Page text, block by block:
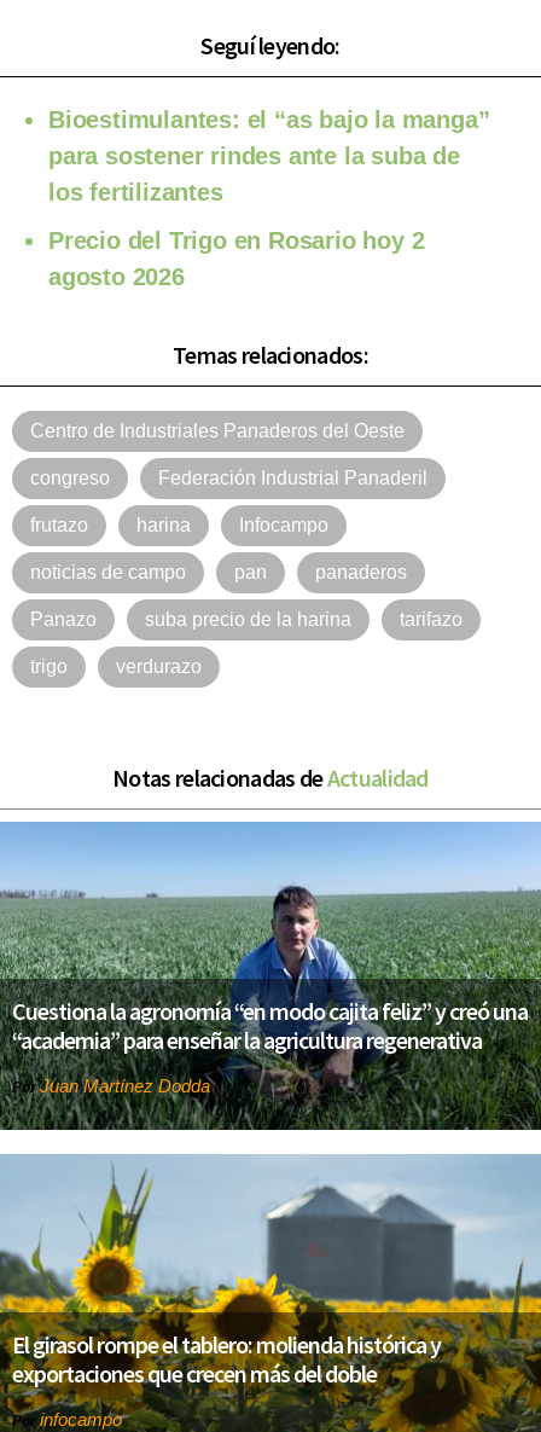
Seguí leyendo:
Bioestimulantes: el “as bajo la manga”
para sostener rindes ante la suba de
los fertilizantes
Precio del Trigo en Rosario hoy 2
agosto 2026
Temas relacionados:
Centro de Industriales Panaderos del Oeste
congreso Federación Industrial Panaderil
frutazo harina Infocampo
noticias de campo pan panaderos
Panazo suba precio de la harina tarifazo
trigo verdurazo
Notas relacionadas deActualidad
Cuestiona la agronomía “en modo cajita feliz” y creó una
“academia” para enseñar la agricultura regenerativa
PorJuan Martínez Dodda
El girasol rompe el tablero: molienda histórica y
exportaciones que crecen más del doble
Porinfocampo